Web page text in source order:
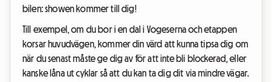
bilen: showen kommer till dig!
Till exempel, om du bor i en dal i Vogeserna och etappen
korsar huvudvägen, kommer din värd att kunna tipsa dig om
när du senast måste ge dig av för att inte bli blockerad, eller
kanske låna ut cyklar så att du kan ta dig dit via mindre vägar.